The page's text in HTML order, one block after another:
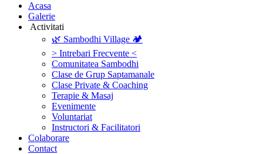
‎Acasa
Galerie
‎ ‎Activitati‎
🌿 Sambodhi Village 🏕️
> Intrebari Frecvente <
Comunitatea Sambodhi
Clase de Grup Saptamanale
Clase Private & Coaching
Terapie & Masaj
‎Evenimente
Voluntariat
‏‏‎Instructori & Facilitatori
Colaborare
Contact